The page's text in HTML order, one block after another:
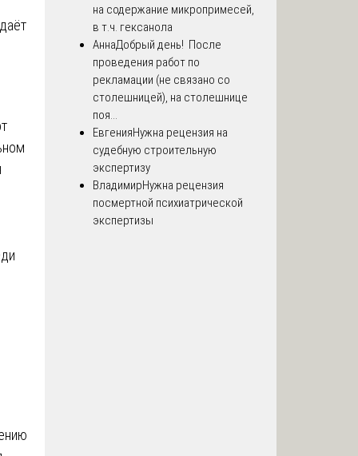
на содержание микропримесей,
в т.ч. гексанола
АннаДобрый день! После
проведения работ по
рекламации (не связано со
столешницей), на столешнице
поя...
ЕвгенияНужна рецензия на
судебную строительную
экспертизу
ВладимирНужна рецензия
посмертной психиатрической
экспертизы